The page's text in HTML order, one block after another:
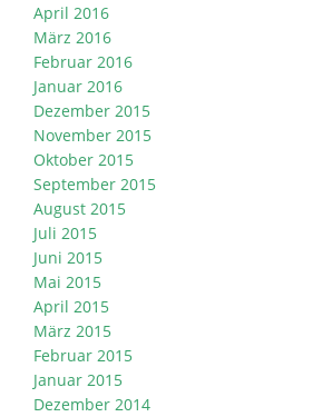
April 2016
März 2016
Februar 2016
Januar 2016
Dezember 2015
November 2015
Oktober 2015
September 2015
August 2015
Juli 2015
Juni 2015
Mai 2015
April 2015
März 2015
Februar 2015
Januar 2015
Dezember 2014